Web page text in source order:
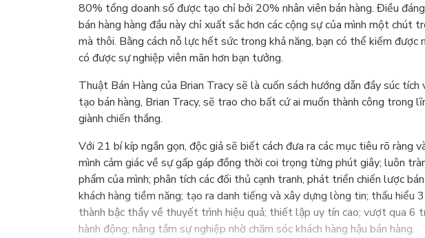
80% tổng doanh số được tạo chỉ bởi 20% nhân viên bán hàng. Điều
bán hàng hàng đầu này chỉ xuất sắc hơn các cộng sự của mình một chút
mà thôi. Bằng cách nỗ lực hết sức trong khả năng, bạn có thể kiếm được
có được sự nghiệp viên mãn hơn bạn tưởng.
Thuật Bán Hàng của Brian Tracy sẽ là cuốn sách hướng dẫn đầy súc tích
tạo bán hàng, Brian Tracy, sẽ trao cho bất cứ ai muốn thành công trong
giành chiến thắng.
Với 21 bí kíp ngắn gọn, độc giả sẽ biết cách đưa ra các mục tiêu rõ ràng
mình cảm giác về sự gấp gáp đồng thời coi trọng từng phút giây; luôn
phẩm của mình; phân tích các đối thủ cạnh tranh, phát triển chiến lược
khách hàng tiềm năng; tạo ra danh tiếng và xây dựng lòng tin; thấu
thành bậc thầy về thuyết trình hiệu quả; thiết lập uy tín cao; vượt qua 6
hành động; nâng tầm sự nghiệp nhờ chăm sóc khách hàng hậu bán hàng.